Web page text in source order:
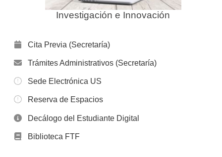
Investigación e Innovación
Cita Previa (Secretaría)
Trámites Administrativos (Secretaría)
Sede Electrónica US
Reserva de Espacios
Decálogo del Estudiante Digital
Biblioteca FTF